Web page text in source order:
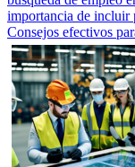
importancia de incluir
Consejos efectivos